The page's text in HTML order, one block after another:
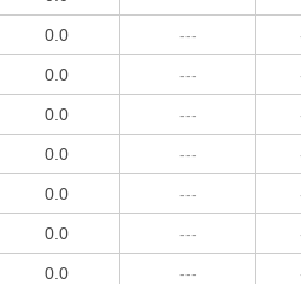
0.0 ---
0.0 ---
0.0 ---
0.0 ---
0.0 ---
0.0 ---
0.0 ---